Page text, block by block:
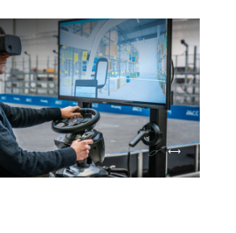
mit Mixed Reality (XR) können
steigern die intrinsische
Mitarbeiter, können